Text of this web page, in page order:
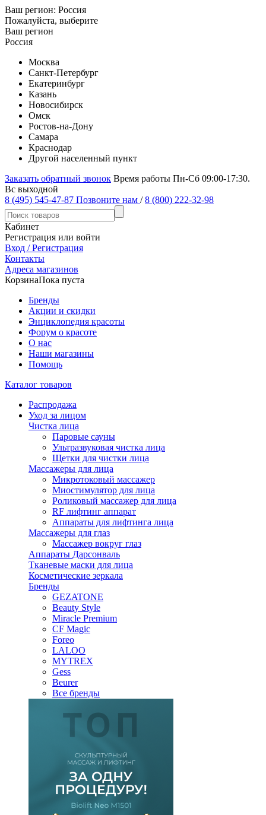
Ваш регион: Россия
Пожалуйста, выберите
Ваш регион
Россия
Москва
Санкт-Петербург
Екатеринбург
Казань
Новосибирск
Омск
Ростов-на-Дону
Самара
Краснодар
Другой населенный пункт
Заказать обратный звонок Время работы Пн-Сб 09:00-17:30.
Вс выходной
8 (495) 545-47-87 Позвоните нам / 8 (800) 222-32-98
Кабинет
Регистрация или войти
Вход / Регистрация
Контакты
Адреса магазинов
КорзинаПока пуста
Бренды
Акции и скидки
Энциклопедия красоты
Форум о красоте
О нас
Наши магазины
Помощь
Каталог товаров
Распродажа
Уход за лицом
Чистка лица
Паровые сауны
Ультразвуковая чистка лица
Щетки для чистки лица
Массажеры для лица
Микротоковый массажер
Миостимулятор для лица
Роликовый массажер для лица
RF лифтинг аппарат
Аппараты для лифтинга лица
Массажеры для глаз
Массажер вокруг глаз
Аппараты Дарсонваль
Тканевые маски для лица
Косметические зеркала
Бренды
GEZATONE
Beauty Style
Miracle Premium
CF Magic
Foreo
LALOO
MYTREX
Gess
Beurer
Все бренды